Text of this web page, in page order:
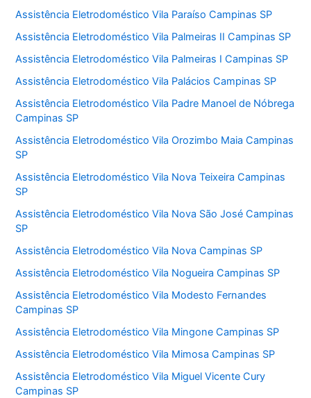
Assistência Eletrodoméstico Vila Paraíso Campinas SP
Assistência Eletrodoméstico Vila Palmeiras II Campinas SP
Assistência Eletrodoméstico Vila Palmeiras I Campinas SP
Assistência Eletrodoméstico Vila Palácios Campinas SP
Assistência Eletrodoméstico Vila Padre Manoel de Nóbrega
Campinas SP
Assistência Eletrodoméstico Vila Orozimbo Maia Campinas
SP
Assistência Eletrodoméstico Vila Nova Teixeira Campinas
SP
Assistência Eletrodoméstico Vila Nova São José Campinas
SP
Assistência Eletrodoméstico Vila Nova Campinas SP
Assistência Eletrodoméstico Vila Nogueira Campinas SP
Assistência Eletrodoméstico Vila Modesto Fernandes
Campinas SP
Assistência Eletrodoméstico Vila Mingone Campinas SP
Assistência Eletrodoméstico Vila Mimosa Campinas SP
Assistência Eletrodoméstico Vila Miguel Vicente Cury
Campinas SP